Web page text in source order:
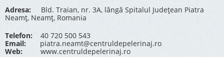
Adresa: Bld. Traian, nr. 3A, lângă Spitalul Județean Piatra
Neamț, Neamț, Romania
Telefon:40 720 500 543
Email:
piatra.neamt@centruldepelerinaj.ro
Web:
www.centruldepelerinaj.ro